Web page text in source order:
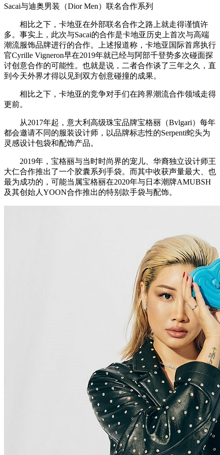
Sacai与迪奥男装（Dior Men）联名合作系列
相比之下，卡地亚在外部联名合作之路上就走得谨慎许
多。事实上，此次与Sacai的合作是卡地亚历史上首次与高端
潮流服饰品牌进行的合作。上述报道称，卡地亚国际首席执行
官Cyrille Vigneron早在2019年就已经与阿部千登势多次碰面探
讨创意合作的可能性。也就是说，二者合作谈了三年之久，直
到今天外界才得以见到双方创意碰撞的成果。
相比之下，卡地亚的竞争对手们在跨界潮流合作领域走得
更前。
从2017年起，意大利高级珠宝品牌宝格丽（Bvlgari）每年
都会邀请不同的服装设计师，以品牌标志性的Serpenti蛇头为
灵感设计包袋和配饰产品。
2019年，宝格丽与当时时尚界的宠儿、华裔独立设计师王
大仁合作推出了一个胶囊系列手袋。而其中收获声量最大、也
最为成功的，可能当属宝格丽在2020年与日本潮牌AMUBSH
及其创始人YOON合作推出的特别款手袋与配饰。